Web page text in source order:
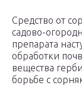
Средство от
садово-
препарата
обработки
вещества
борьбе с